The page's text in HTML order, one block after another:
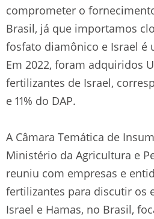
comprometer o
Brasil, já que importamos
fosfato diamônico e Israel é
Em 2022, foram adquiridos
fertilizantes de Israel,
e 11% do DAP.
A Câmara Temática de
Ministério da Agricultura e
reuniu com empresas e
fertilizantes para discutir os
Israel e Hamas, no Brasil,